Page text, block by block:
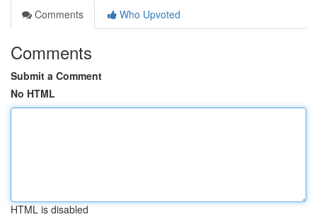
Comments
Who Upvoted
Comments
Submit a Comment
No HTML
HTML is disabled